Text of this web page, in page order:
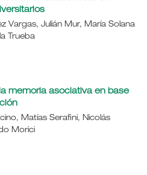
Vargas, Julián Mur, María Solana
Trueba
memoria asociativa en base
Matías Serafini, Nicolás
Morici